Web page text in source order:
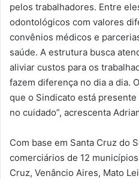
pelos trabalhadores. Entre
odontológicos com valores
convênios médicos e
saúde. A estrutura busca
aliviar custos para os
fazem diferença no dia a dia.
que o Sindicato está
no cuidado”, acrescenta
Com base em Santa Cruz do
comerciários de 12
Cruz, Venâncio Aires, Mato